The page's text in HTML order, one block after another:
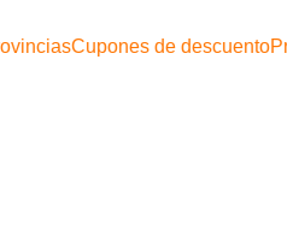
Cupones de descuento